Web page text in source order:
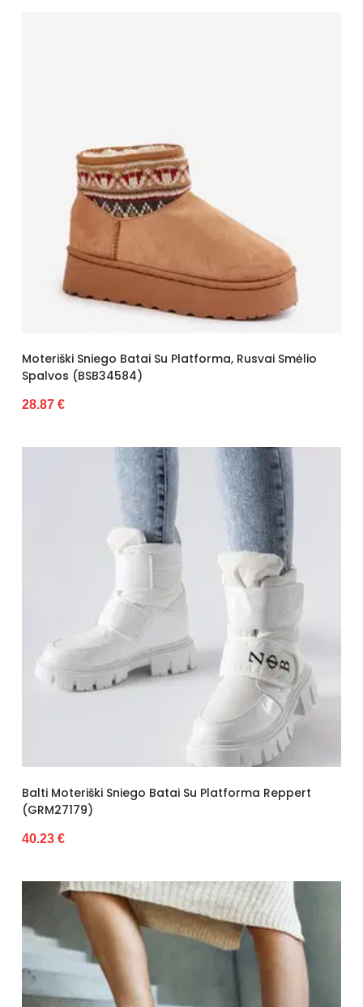
Moteriški Sniego Batai Su Platforma, Rusvai Smėlio
Spalvos (BSB34584)
28.87 €
Balti Moteriški Sniego Batai Su Platforma Reppert
(GRM27179)
40.23 €